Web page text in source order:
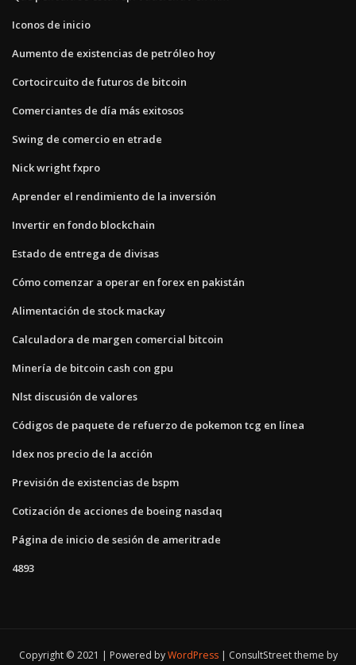
Iconos de inicio
Aumento de existencias de petróleo hoy
Cortocircuito de futuros de bitcoin
Comerciantes de día más exitosos
Swing de comercio en etrade
Nick wright fxpro
Aprender el rendimiento de la inversión
Invertir en fondo blockchain
Estado de entrega de divisas
Cómo comenzar a operar en forex en pakistán
Alimentación de stock mackay
Calculadora de margen comercial bitcoin
Minería de bitcoin cash con gpu
Nlst discusión de valores
Códigos de paquete de refuerzo de pokemon tcg en línea
Idex nos precio de la acción
Previsión de existencias de bspm
Cotización de acciones de boeing nasdaq
Página de inicio de sesión de ameritrade
4893
Copyright © 2021 | Powered byWordPress ConsultStreet theme by